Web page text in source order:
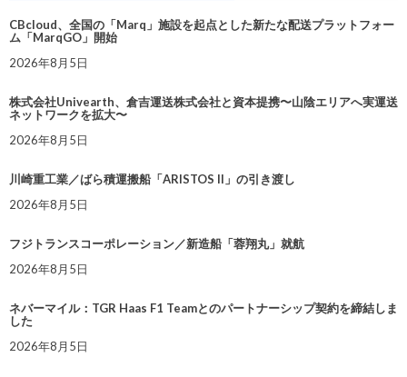
CBcloud、全国の「Marq」施設を起点とした新たな配送プラットフォー
ム「MarqGO」開始
2026年8月5日
株式会社Univearth、倉吉運送株式会社と資本提携〜山陰エリアへ実運送
ネットワークを拡大〜
2026年8月5日
川崎重工業／ばら積運搬船「ARISTOS II」の引き渡し
2026年8月5日
フジトランスコーポレーション／新造船「蓉翔丸」就航
2026年8月5日
ネバーマイル：TGR Haas F1 Teamとのパートナーシップ契約を締結しま
した
2026年8月5日